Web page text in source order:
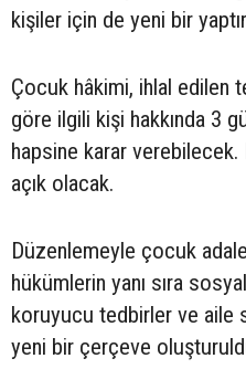
kişiler için de yeni bir
Çocuk hâkimi, ihlal edilen
göre ilgili kişi hakkında 3
hapsine karar verebilecek.
açık olacak.
Düzenlemeyle çocuk
hükümlerin yanı sıra
koruyucu tedbirler ve aile
yeni bir çerçeve